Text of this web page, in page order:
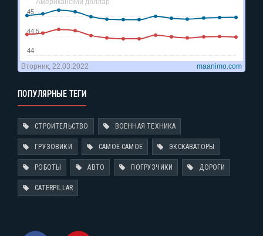
ПОПУЛЯРНЫЕ ТЕГИ
СТРОИТЕЛЬСТВО ВОЕННАЯ ТЕХНИКА
ГРУЗОВИКИ САМОЕ-САМОЕ ЭКСКАВАТОРЫ
РОБОТЫ АВТО ПОГРУЗЧИКИ ДОРОГИ
CATERPILLAR